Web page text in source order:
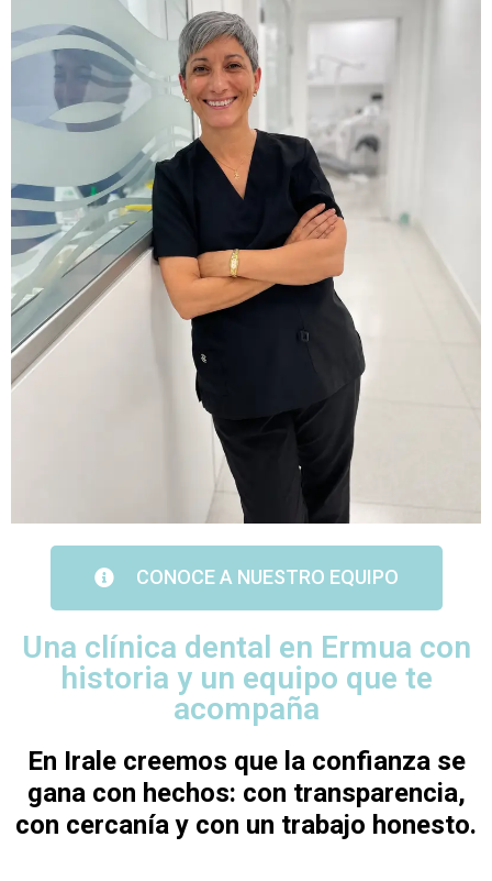
CONOCE A NUESTRO EQUIPO
Una clínica dental en Ermua con
historia y un equipo que te
acompaña
En Irale creemos que la confianza se
gana con hechos: con transparencia,
con cercanía y con un trabajo honesto.